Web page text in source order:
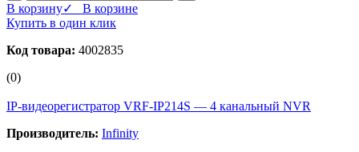
В корзину✓ В корзине
Купить в один клик
Код товара: 4002835
(0)
IP-видеорегистратор VRF-IP214S — 4 канальный NVR
Производитель: Infinity